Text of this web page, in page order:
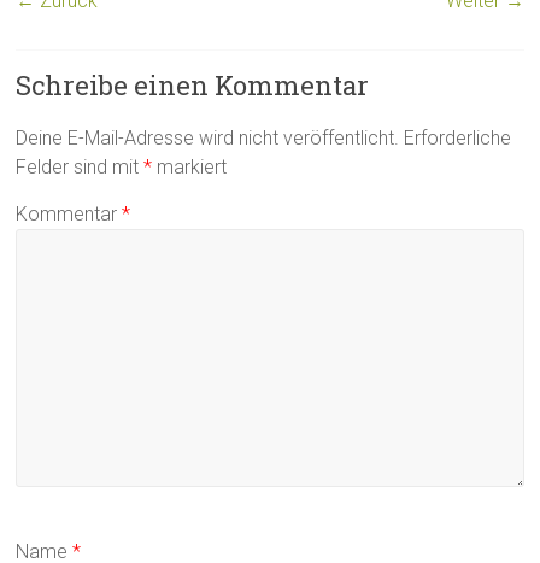
Schreibe einen Kommentar
Deine E-Mail-Adresse wird nicht veröffentlicht. Erforderliche
Felder sind mit* markiert
Kommentar*
Name*